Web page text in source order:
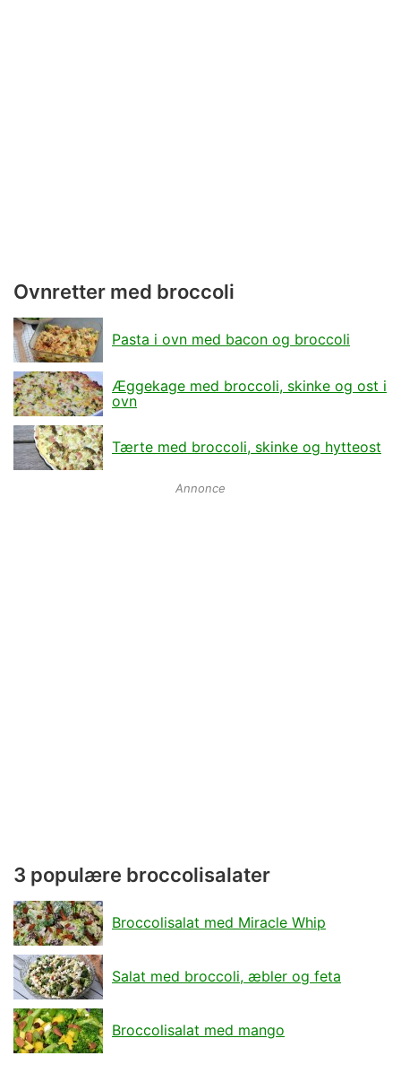
Ovnretter med broccoli
Pasta i ovn med bacon og broccoli
Æggekage med broccoli, skinke og ost i
ovn
Tærte med broccoli, skinke og hytteost
Annonce
3 populære broccolisalater
Broccolisalat med Miracle Whip
Salat med broccoli, æbler og feta
Broccolisalat med mango